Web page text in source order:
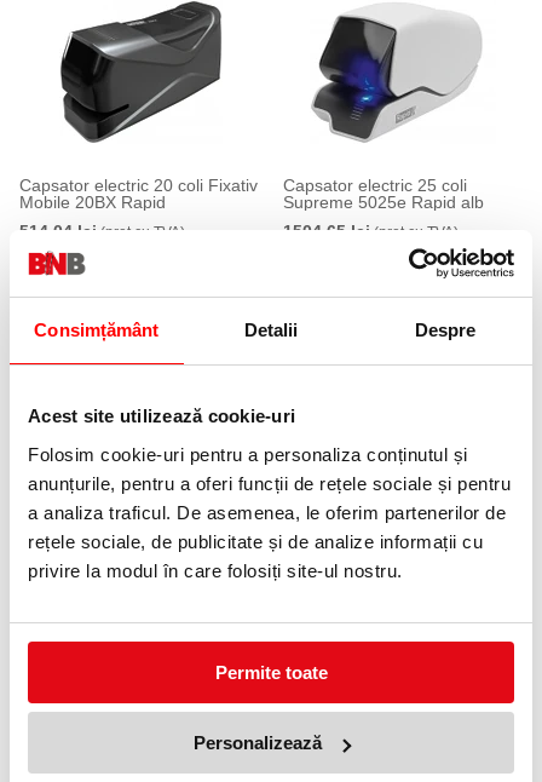
Consimțământ Detalii Despre
Acest site utilizează cookie-uri
Folosim cookie-uri pentru a personaliza conținutul și
anunțurile, pentru a oferi funcții de rețele sociale și pentru
a analiza traficul. De asemenea, le oferim partenerilor de
rețele sociale, de publicitate și de analize informații cu
privire la modul în care folosiți site-ul nostru.
Permite toate
Personalizează
Capsator electric 20 coli Fixativ
Mobile 20BX Rapid
514,04 lei (pret cu TVA)
Capsator electric 25 coli
Supreme 5025e Rapid alb
1504,65 lei (pret cu TVA)
Capsator electric 50 coli Classic
105E Rapid
9819,25 lei(pret cu TVA)
Capsator electric 50 coli
Classic 106E Rapid
12841,05 lei (pret cu TVA)